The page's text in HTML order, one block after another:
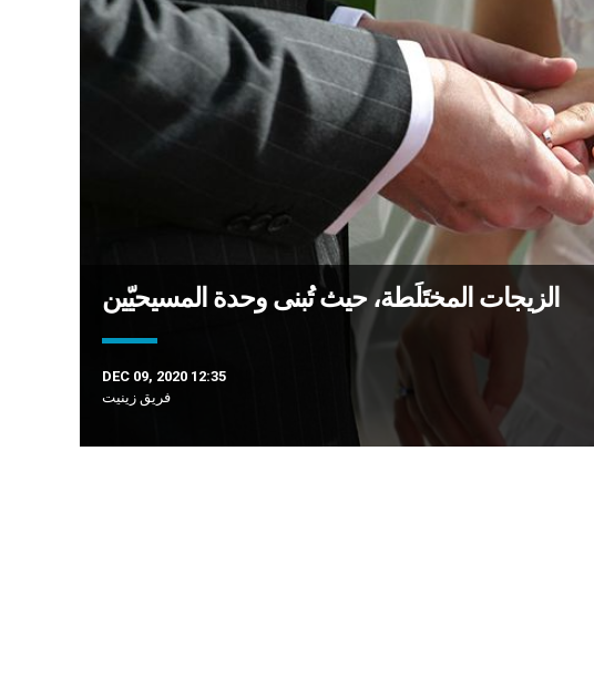
الزيجات المختَلَطة، حيث تُبنى وحدة المسيحيّين
DEC 09, 2020 12:35
فريق زينيت